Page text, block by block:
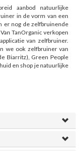
aanbod natuurlijke
in de vorm van een
er nog de zelfbruinende
TanOrganic verkopen
van zelfbruiner.
we ook zelfbruiner van
Biarritz), Green People
en shop je natuurlijke